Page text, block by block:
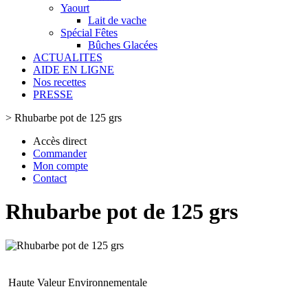
Yaourt
Lait de vache
Spécial Fêtes
Bûches Glacées
ACTUALITES
AIDE EN LIGNE
Nos recettes
PRESSE
> Rhubarbe pot de 125 grs
Accès direct
Commander
Mon compte
Contact
Rhubarbe pot de 125 grs
Haute Valeur Environnementale